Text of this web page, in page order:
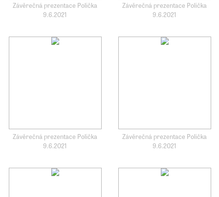
Závěrečná prezentace Polička
9.6.2021
Závěrečná prezentace Polička
9.6.2021
Závěrečná prezentace Polička
9.6.2021
Závěrečná prezentace Polička
9.6.2021